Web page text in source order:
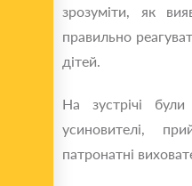
зрозуміти, як
правильно
дітей.
На зустрічі були
усиновителі,
патронатні